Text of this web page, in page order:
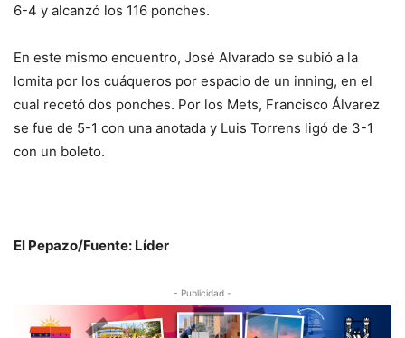
6-4 y alcanzó los 116 ponches.
En este mismo encuentro, José Alvarado se subió a la
lomita por los cuáqueros por espacio de un inning, en el
cual recetó dos ponches. Por los Mets, Francisco Álvarez
se fue de 5-1 con una anotada y Luis Torrens ligó de 3-1
con un boleto.
El Pepazo/‎Fuente: Líder
- Publicidad -